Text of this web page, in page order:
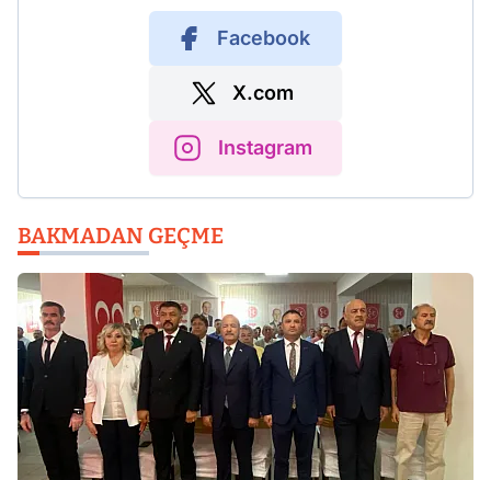
Facebook
X.com
Instagram
BAKMADAN GEÇME